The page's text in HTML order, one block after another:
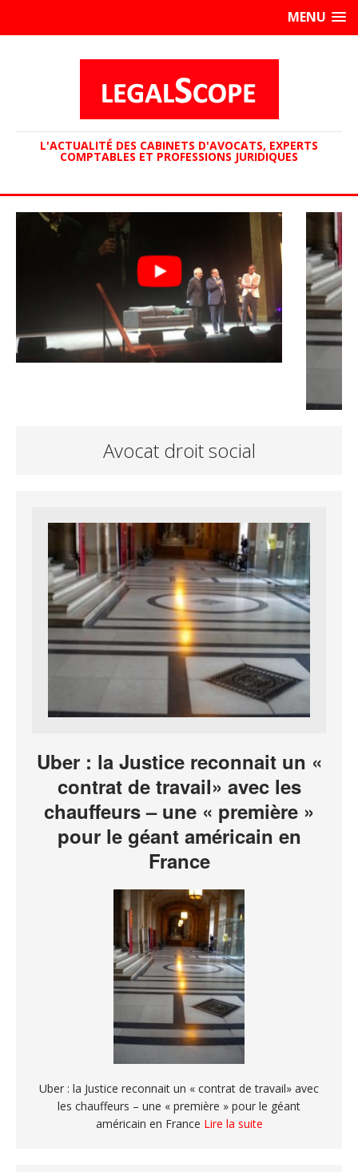
MENU
L'ACTUALITÉ DES CABINETS D'AVOCATS, EXPERTS
COMPTABLES ET PROFESSIONS JURIDIQUES
Avocat droit social
Uber : la Justice reconnait un «
contrat de travail» avec les
chauffeurs – une « première »
pour le géant américain en
France
Uber : la Justice reconnait un « contrat de travail» avec
les chauffeurs – une « première » pour le géant
américain en France Lire la suite